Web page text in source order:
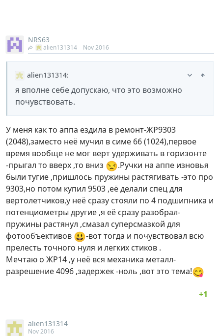
NRS63
alien131314 Nov 2016
alien131314:
я вполне себе допускаю, что это возможно
почувствовать.
У меня как то аппа ездила в ремонт-ЖР9303
(2048),заместо неё мучил в симе 66 (1024),первое
время вообще не мог верт удерживать в горизонте
-прыгал то вверх ,то вниз 😒.Ручки на аппе изновья
были тугие ,пришлось пружины растягивать -это про
9303,но потом купил 9503 ,её делали спец для
вертолетчиков,у неё сразу стояли по 4 подшипника и
потенциометры другие ,я её сразу разобрал-
пружины растянул ,смазал суперсмазкой для
фотообъективов 😃-вот тогда и почувствовал всю
прелесть точного нуля и легких стиков .
Мечтаю о ЖР14 ,у неё вся механика металл-
разрешение 4096 ,задержек -ноль ,вот это тема!😋
alien131314
Nov 2016